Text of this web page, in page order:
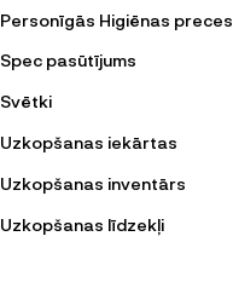
Personīgās Higiēnas preces
Spec pasūtījums
Svētki
Uzkopšanas iekārtas
Uzkopšanas inventārs
Uzkopšanas līdzekļi